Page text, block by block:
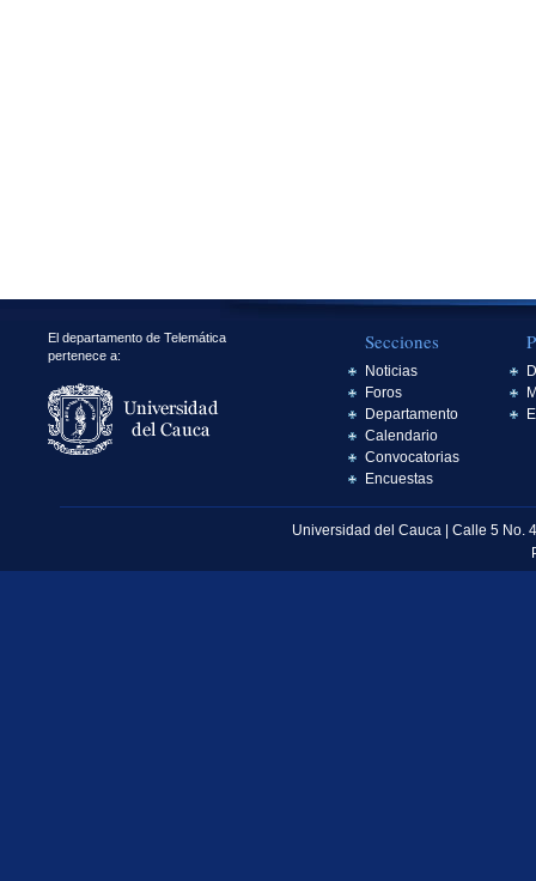
El departamento de Telemática
pertenece a:
Secciones
Noticias
Foros
Departamento
Calendario
Convocatorias
Encuestas
Universidad del Cauca | Calle 5 No.